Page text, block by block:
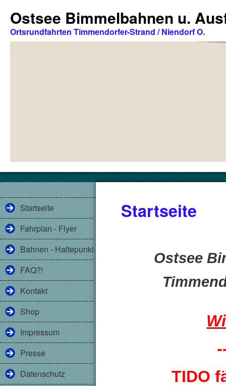
Ostsee Bimmelbahnen u.
Ortsrundfahrten Timmendorfer-Strand / Niendorf O.
Startseite
Fahrplan - Flyer
Bahnen - Haltepunkte
FAQ?!
Kontakt
Shop
Impressum
Presse
Datenschutz
Startseite
Ostsee
TIDO